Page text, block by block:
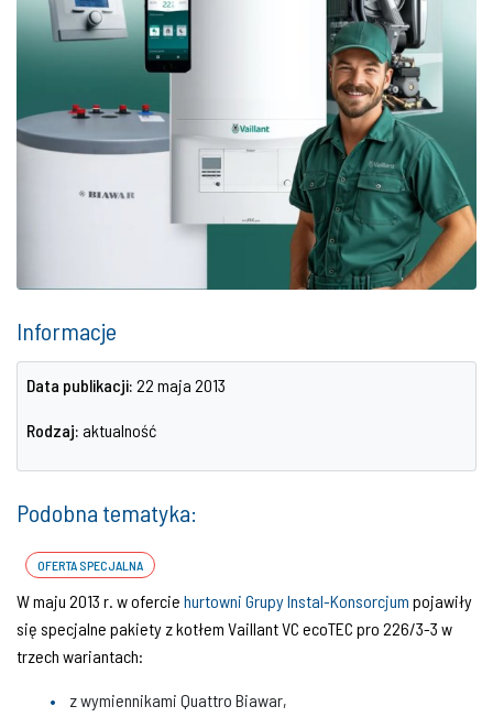
Informacje
Data publikacji: 22 maja 2013
Rodzaj: aktualność
Podobna tematyka:
OFERTA SPECJALNA
W maju 2013 r. w ofercie hurtowni Grupy Instal-Konsorcjum pojawiły
się specjalne pakiety z kotłem Vaillant VC ecoTEC pro 226/3-3 w
trzech wariantach:
z wymiennikami Quattro Biawar,